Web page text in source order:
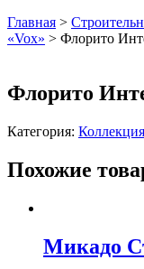
Главная >
«Vox» > Флорито
Флорито
Категория:
Похожие
Микадо